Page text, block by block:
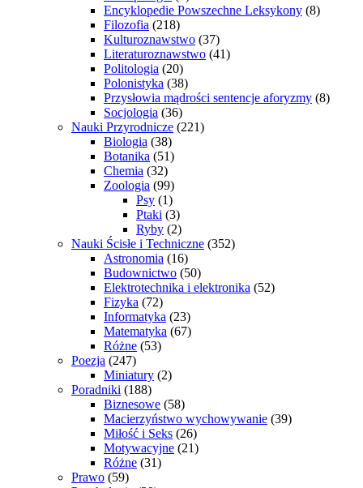
Encyklopedie Powszechne Leksykony (8)
Filozofia (218)
Kulturoznawstwo (37)
Literaturoznawstwo (41)
Politologia (20)
Polonistyka (38)
Przysłowia mądrości sentencje aforyzmy (8)
Socjologia (36)
Nauki Przyrodnicze (221)
Biologia (38)
Botanika (51)
Chemia (32)
Zoologia (99)
Psy (1)
Ptaki (3)
Ryby (2)
Nauki Ścisłe i Techniczne (352)
Astronomia (16)
Budownictwo (50)
Elektrotechnika i elektronika (52)
Fizyka (72)
Informatyka (23)
Matematyka (67)
Różne (53)
Poezja (247)
Miniatury (2)
Poradniki (188)
Biznesowe (58)
Macierzyństwo wychowywanie (39)
Miłość i Seks (26)
Motywacyjne (21)
Różne (31)
Prawo (59)